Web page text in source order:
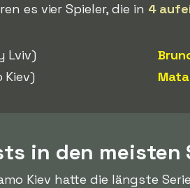
es vier Spieler, die in 4
Lviv)
in den meisten
Kiev hatte die längste